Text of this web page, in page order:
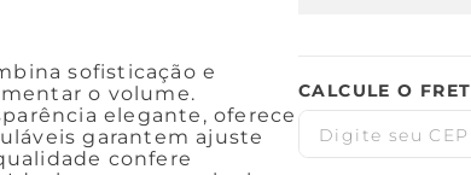
sofisticação e
o volume.
elegante, oferece
garantem ajuste
confere